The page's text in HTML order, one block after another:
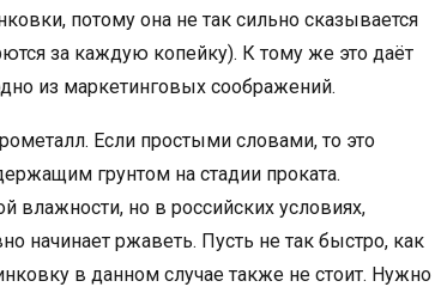
потому она не так сильно сказывается
за каждую копейку). К тому же это даёт
из маркетинговых соображений.
Если простыми словами, то это
грунтом на стадии проката.
влажности, но в российских условиях,
начинает ржаветь. Пусть не так быстро, как
в данном случае также не стоит. Нужно